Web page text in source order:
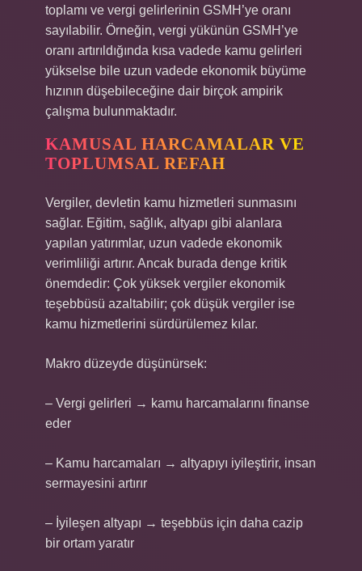
toplamı ve vergi gelirlerinin GSMH’ye oranı
sayılabilir. Örneğin, vergi yükünün GSMH’ye
oranı artırıldığında kısa vadede kamu gelirleri
yükselse bile uzun vadede ekonomik büyüme
hızının düşebileceğine dair birçok ampirik
çalışma bulunmaktadır.
KAMUSAL HARCAMALAR VE
TOPLUMSAL REFAH
Vergiler, devletin kamu hizmetleri sunmasını
sağlar. Eğitim, sağlık, altyapı gibi alanlara
yapılan yatırımlar, uzun vadede ekonomik
verimliliği artırır. Ancak burada denge kritik
önemdedir: Çok yüksek vergiler ekonomik
teşebbüsü azaltabilir; çok düşük vergiler ise
kamu hizmetlerini sürdürülemez kılar.
Makro düzeyde düşünürsek:
– Vergi gelirleri → kamu harcamalarını finanse
eder
– Kamu harcamaları → altyapıyı iyileştirir, insan
sermayesini artırır
– İyileşen altyapı → teşebbüs için daha cazip
bir ortam yaratır